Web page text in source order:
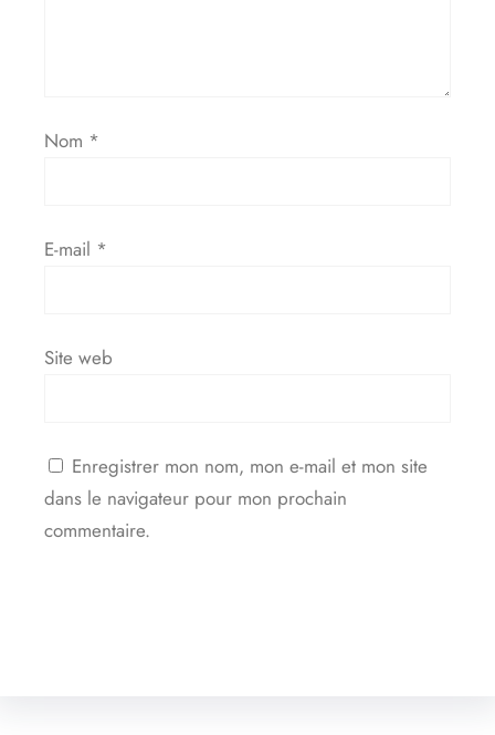
Nom *
E-mail *
Site web
Enregistrer mon nom, mon e-mail et mon site
dans le navigateur pour mon prochain
commentaire.